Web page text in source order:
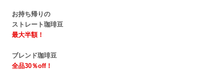
お持ち帰りの
ストレート珈琲豆
最大半額！
ブレンド珈琲豆
全品30％off！